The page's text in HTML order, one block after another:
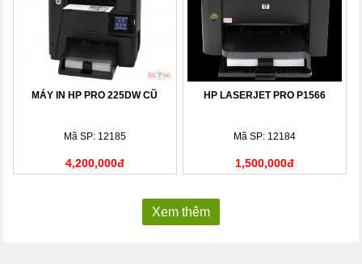
MÁY IN HP PRO 225DW CŨ
Mã SP: 12185
4,200,000đ
HP LASERJET PRO P1566
Mã SP: 12184
1,500,000đ
Xem thêm